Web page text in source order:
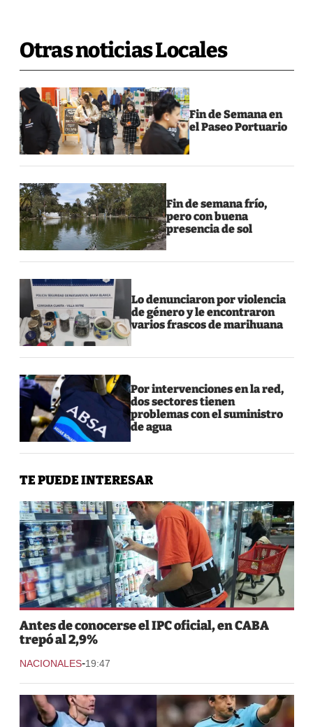
Otras noticias Locales
Fin de Semana en
el Paseo Portuario
Fin de semana frío,
pero con buena
presencia de sol
Lo denunciaron por violencia
de género y le encontraron
varios frascos de marihuana
Por intervenciones en la red,
dos sectores tienen
problemas con el suministro
de agua
TE PUEDE INTERESAR
Antes de conocerse el IPC oficial, en CABA
trepó al 2,9%
NACIONALES-19:47